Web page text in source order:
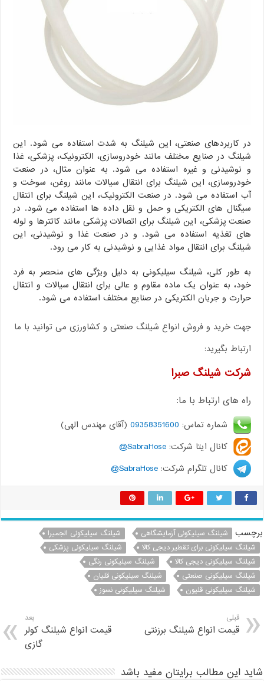
در کاربردهای صنعتی، این شیلنگ به شدت استفاده می شود. این
شیلنگ در صنایع مختلف مانند خودروسازی، الکترونیک، پزشکی، غذا
و نوشیدنی و غیره استفاده می شود. به عنوان مثال، در صنعت
خودروسازی، این شیلنگ برای انتقال سیالات مانند روغن، سوخت و
آب استفاده می شود. در صنعت الکترونیک، این شیلنگ برای انتقال
سیگنال های الکتریکی و حمل و نقل داده ها استفاده می شود. در
صنعت پزشکی، این شیلنگ برای اتصالات پزشکی مانند کاتترها و لوله
های تغذیه استفاده می شود. و در صنعت غذا و نوشیدنی، این
شیلنگ برای انتقال مواد غذایی و نوشیدنی به کار می رود.
به طور کلی، شیلنگ سیلیکونی به دلیل ویژگی های منحصر به فرد
خود، به عنوان یک ماده مقاوم و عالی برای انتقال سیالات و انتقال
حرارت و جریان الکتریکی در صنایع مختلف استفاده می شود.
جهت خرید و فروش انواع شیلنگ صنعتی و کشاورزی می توانید با ما
ارتباط بگیرید:
شرکت شیلنگ صبرا
راه های ارتباط با ما:
شماره تماس: 09358351600 (آقای مهندس الهی)
کانال ایتا شرکت:SabraHose@
کانال تلگرام شرکت:SabraHose@
برچسب شیلنگ سیلیکونی آزمایشگاهی
شیلنگ سیلیکونی الجمیرا
شیلنگ سیلیکونی برای تقطیر دیجی کالا
شیلنگ سیلیکونی پزشکی
شیلنگ سیلیکونی دیجی کالا
شیلنگ سیلیکونی رنگی
شیلنگ سیلیکونی صنعتی
شیلنگ سیلیکونی قلیان
شیلنگ سیلیکونی قلیون
شیلنگ سیلیکونی نسوز
قبلی
قیمت انواع شیلنگ برزنتی
بعد
قیمت انواع شیلنگ کولر
گازی
شاید این مطالب برایتان مفید باشد